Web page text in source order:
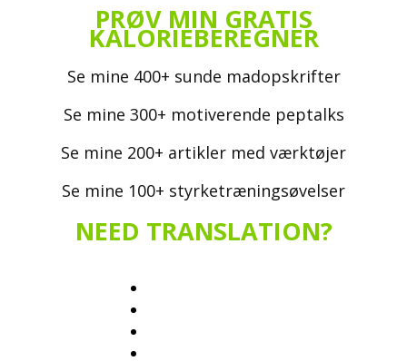
PRØV MIN GRATIS
KALORIEBEREGNER
Se mine 400+ sunde madopskrifter
Se mine 300+ motiverende peptalks
Se mine 200+ artikler med værktøjer
Se mine 100+ styrketræningsøvelser
NEED TRANSLATION?